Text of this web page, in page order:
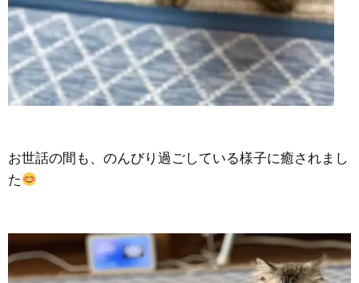
お世話の間も、のんびり過ごしている様子に癒されまし
た